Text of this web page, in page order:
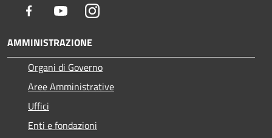
Facebook YoutubeInstagram
AMMINISTRAZIONE
Organi di Governo
Aree Amministrative
Uffici
Enti e fondazioni